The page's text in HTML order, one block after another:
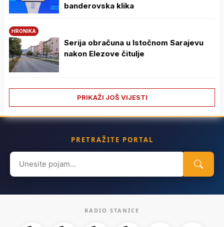
banderovska klika
HRONIKA
Serija obračuna u Istočnom Sarajevu
nakon Elezove čitulje
PRIKAŽI JOŠ VIJESTI
PRETRAŽITE PORTAL
Search
for:
RADIO STANICE